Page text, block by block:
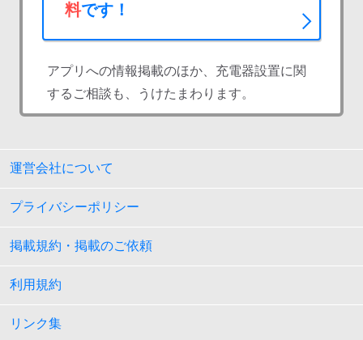
料です！
アプリへの情報掲載のほか、充電器設置に関
するご相談も、うけたまわります。
運営会社について
プライバシーポリシー
掲載規約・掲載のご依頼
利用規約
リンク集